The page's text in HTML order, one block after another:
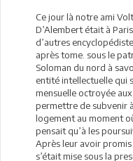
Ce jour là notre ami
D’Alembert était à
d’autres
après tome. sous le
Soloman du nord à
entité intellectuelle qui
mensuelle octroyée
permettre de subvenir
logement au moment
pensait qu’à les
Après leur avoir
s’était mise sous la